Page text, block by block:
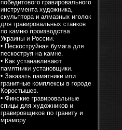
победитового гравировального
инструмента художника,
скульптора и алмазных иголок
для гравировальных станков
по камню производства
Украины и России.
• Пескоструйная бумага для
пескоструя на камне.
• Как устанавливают
памятники установщики.
• Заказать памятники или
гранитные комплексы в городе
Коростышев.
• Финские гравировальные
спицы для художников и
гравировщиков по граниту и
мрамору.